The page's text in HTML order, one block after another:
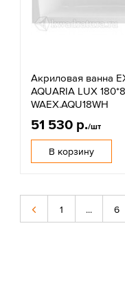
Акриловая ванна
AQUARIA LUX
WAEX.AQU18WH
51 530 р./шт
В корзину
1 ... 6